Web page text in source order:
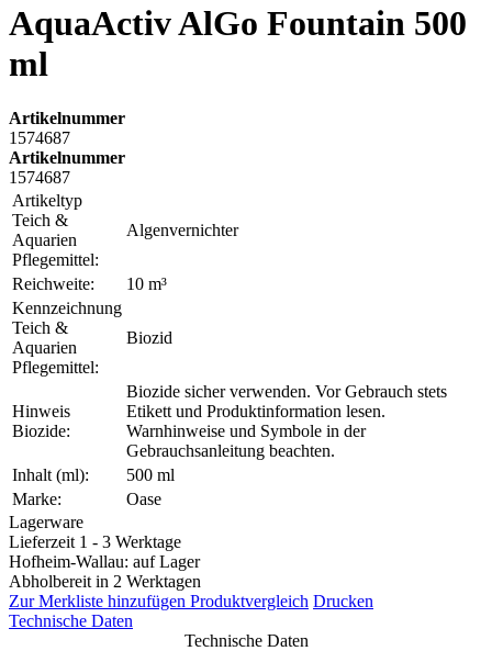
AquaActiv AlGo Fountain 500
ml
Artikelnummer
1574687
Artikelnummer
1574687
Artikeltyp
Teich &
Aquarien
Pflegemittel:
Algenvernichter
Reichweite:
10 m³
Kennzeichnung
Teich &
Aquarien
Pflegemittel:
Biozid
Hinweis
Biozide:
Biozide sicher verwenden. Vor Gebrauch stets
Etikett und Produktinformation lesen.
Warnhinweise und Symbole in der
Gebrauchsanleitung beachten.
Inhalt (ml):
500 ml
Marke:
Oase
Lagerware
Lieferzeit 1 - 3 Werktage
Hofheim-Wallau: auf Lager
Abholbereit in 2 Werktagen
Zur Merkliste hinzufügen Produktvergleich Drucken
Technische Daten
Technische Daten